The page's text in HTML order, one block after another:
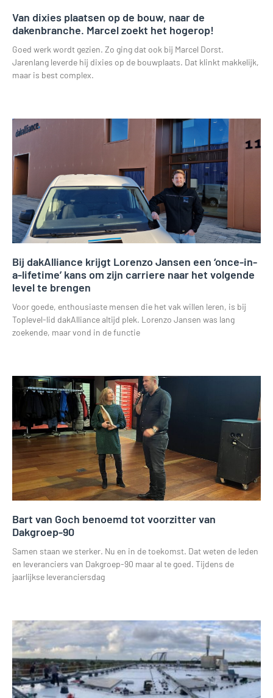
Van dixies plaatsen op de bouw, naar de
dakenbranche. Marcel zoekt het hogerop!
Goed werk wordt gezien. Zo ging dat ook bij Marcel Dorst.
Jarenlang leverde hij dixies op de bouwplaats. Dat klinkt makkelijk,
maar is best complex.
Bij dakAlliance krijgt Lorenzo Jansen een ‘once-in-
a-lifetime’ kans om zijn carriere naar het volgende
level te brengen
Voor goede, enthousiaste mensen die het vak willen leren, is bij
Toplevel-lid dakAlliance altijd plek. Lorenzo Jansen was lang
zoekende, maar vond in de functie
Bart van Goch benoemd tot voorzitter van
Dakgroep-90
Samen staan we sterker. Nu en in de toekomst. Dat weten de leden
en leveranciers van Dakgroep-90 maar al te goed. Tijdens de
jaarlijkse leveranciersdag